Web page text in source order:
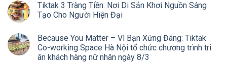
Tiktak 3 Tràng Tiền: Nơi Di Sản Khơi Nguồn Sáng
Tạo Cho Người Hiện Đại
Because You Matter – Vì Bạn Xứng Đáng: Tiktak
Co-working Space Hà Nội tổ chức chương trình tri
ân khách hàng nữ nhân ngày 8/3